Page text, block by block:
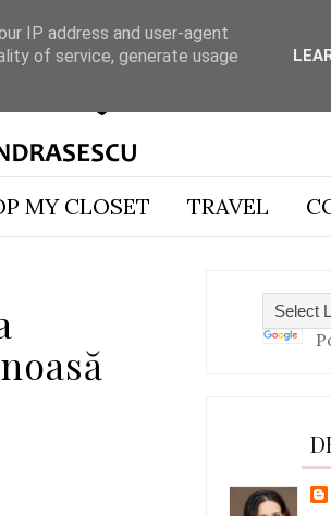
MY CLOSET TRAVEL
IP address and user-agent
of service, generate usage